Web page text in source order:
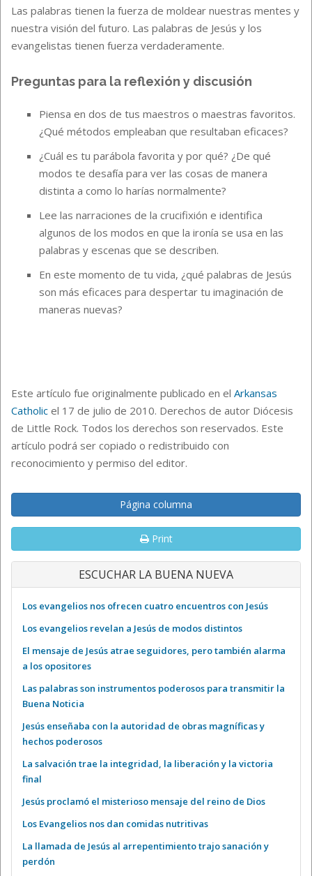
Las palabras tienen la fuerza de moldear nuestras mentes y
nuestra visión del futuro. Las palabras de Jesús y los
evangelistas tienen fuerza verdaderamente.
Preguntas para la reflexión y discusión
Piensa en dos de tus maestros o maestras favoritos.
¿Qué métodos empleaban que resultaban eficaces?
¿Cuál es tu parábola favorita y por qué? ¿De qué
modos te desafía para ver las cosas de manera
distinta a como lo harías normalmente?
Lee las narraciones de la crucifixión e identifica
algunos de los modos en que la ironía se usa en las
palabras y escenas que se describen.
En este momento de tu vida, ¿qué palabras de Jesús
son más eficaces para despertar tu imaginación de
maneras nuevas?
Este artículo fue originalmente publicado en el Arkansas
Catholic el 17 de julio de 2010. Derechos de autor Diócesis
de Little Rock. Todos los derechos son reservados. Este
artículo podrá ser copiado o redistribuido con
reconocimiento y permiso del editor.
Página columna
Print
ESCUCHAR LA BUENA NUEVA
Los evangelios nos ofrecen cuatro encuentros con Jesús
Los evangelios revelan a Jesús de modos distintos
El mensaje de Jesús atrae seguidores, pero también alarma
a los opositores
Las palabras son instrumentos poderosos para transmitir la
Buena Noticia
Jesús enseñaba con la autoridad de obras magníficas y
hechos poderosos
La salvación trae la integridad, la liberación y la victoria
final
Jesús proclamó el misterioso mensaje del reino de Dios
Los Evangelios nos dan comidas nutritivas
La llamada de Jesús al arrepentimiento trajo sanación y
perdón